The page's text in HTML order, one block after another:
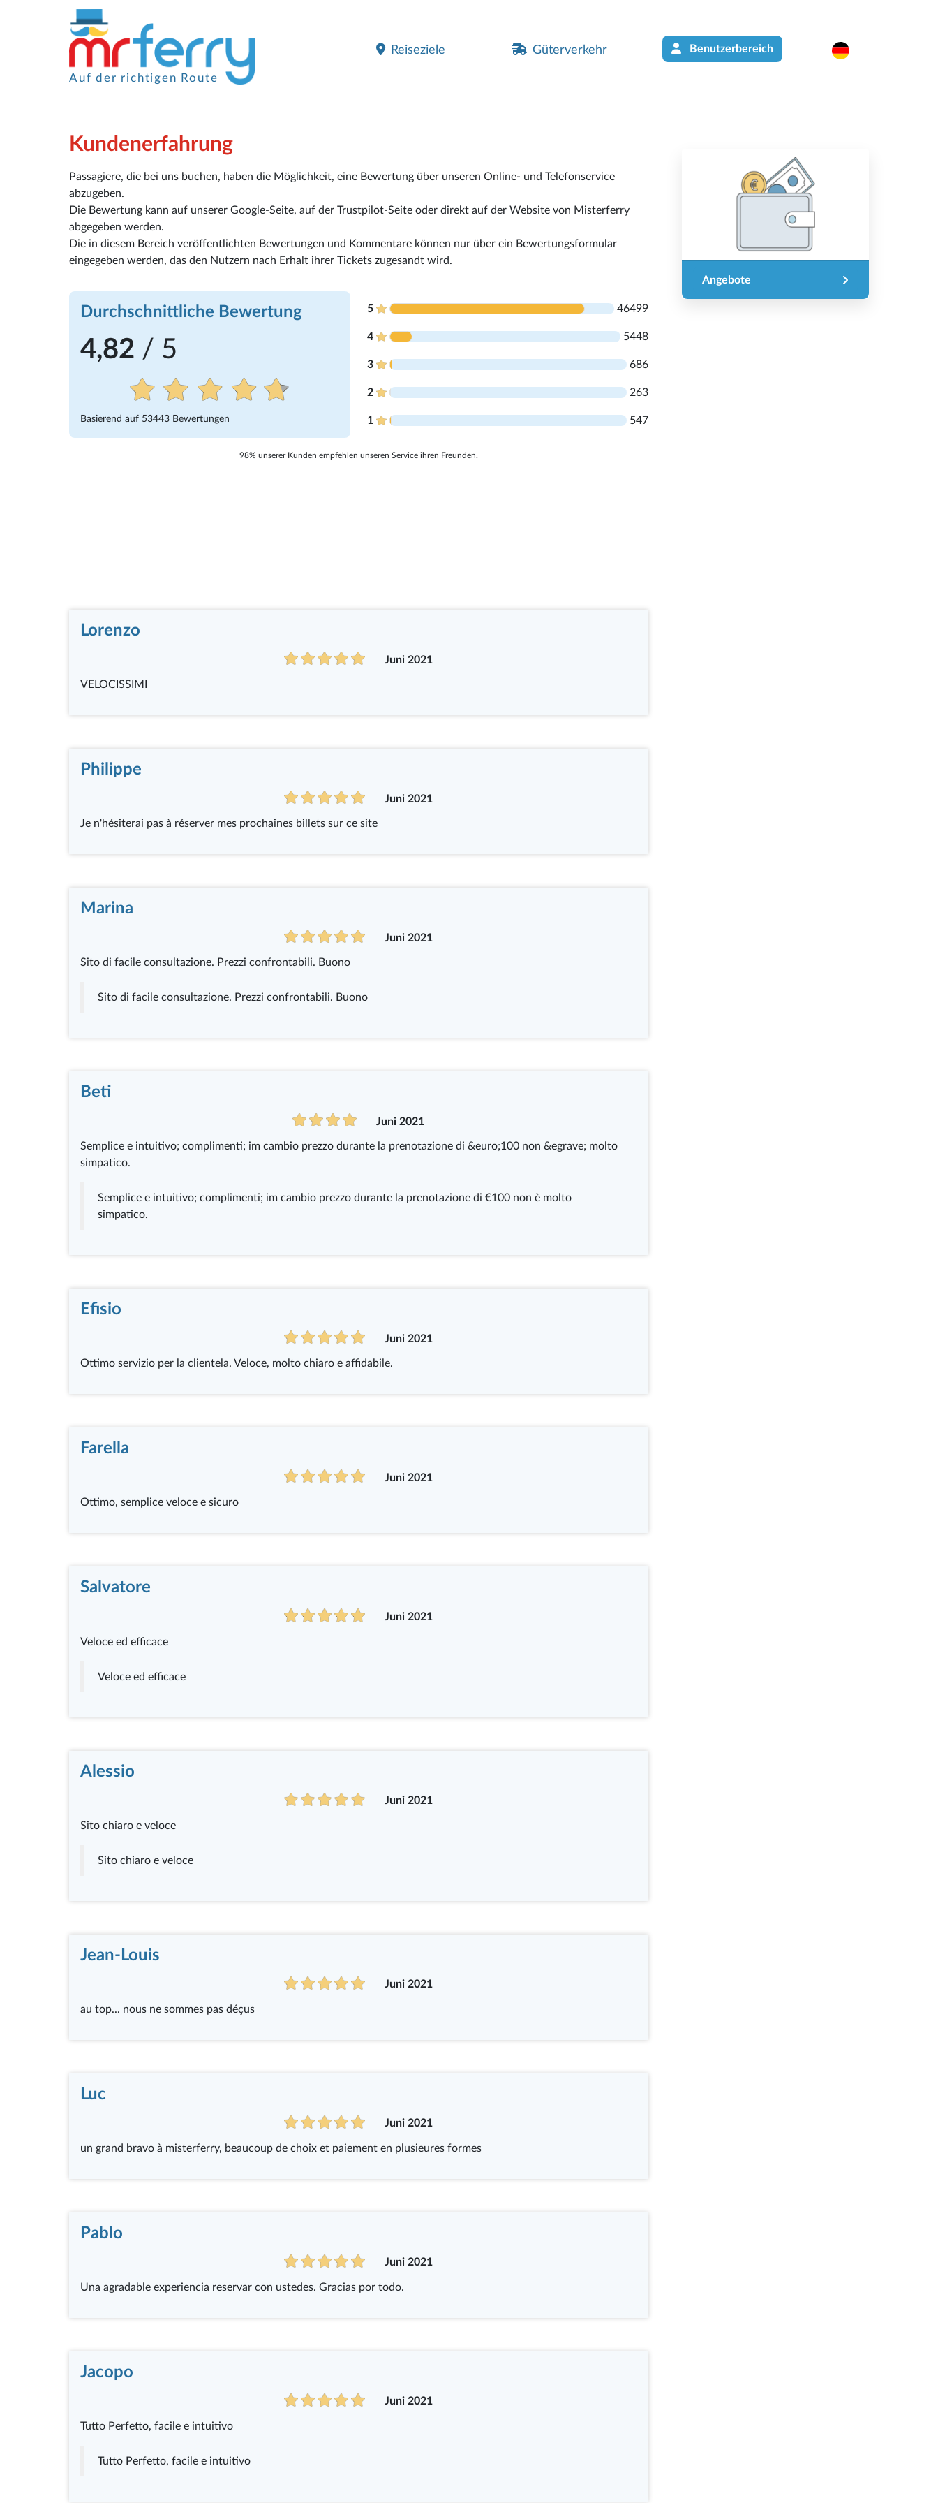
Auf der richtigen Route
Reiseziele Güterverkehr Benutzerbereich
Kundenerfahrung
Passagiere, die bei uns buchen, haben die Möglichkeit, eine Bewertung über unseren Online- und Telefonservice
abzugeben.
Die Bewertung kann auf unserer Google-Seite, auf der Trustpilot-Seite oder direkt auf der Website von Misterferry
abgegeben werden.
Die in diesem Bereich veröffentlichten Bewertungen und Kommentare können nur über ein Bewertungsformular
eingegeben werden, das den Nutzern nach Erhalt ihrer Tickets zugesandt wird.
Durchschnittliche Bewertung
4,82 / 5
Basierend auf 53443 Bewertungen
5 46499
4 5448
3 686
2 263
1 547
98% unserer Kunden empfehlen unseren Service ihren Freunden.
Lorenzo
Juni 2021
VELOCISSIMI
Philippe
Juni 2021
Je n'hésiterai pas à réserver mes prochaines billets sur ce site
Marina
Juni 2021
Sito di facile consultazione. Prezzi confrontabili. Buono
Sito di facile consultazione. Prezzi confrontabili. Buono
Beti
Juni 2021
Semplice e intuitivo; complimenti; im cambio prezzo durante la prenotazione di &euro;100 non &egrave; molto
simpatico.
Semplice e intuitivo; complimenti; im cambio prezzo durante la prenotazione di €100 non è molto
simpatico.
Efisio
Juni 2021
Ottimo servizio per la clientela. Veloce, molto chiaro e affidabile.
Farella
Juni 2021
Ottimo, semplice veloce e sicuro
Salvatore
Juni 2021
Veloce ed efficace
Veloce ed efficace
Alessio
Juni 2021
Sito chiaro e veloce
Sito chiaro e veloce
Jean-Louis
Juni 2021
au top... nous ne sommes pas déçus
Luc
Juni 2021
un grand bravo à misterferry, beaucoup de choix et paiement en plusieures formes
Pablo
Juni 2021
Una agradable experiencia reservar con ustedes. Gracias por todo.
Jacopo
Juni 2021
Tutto Perfetto, facile e intuitivo
Tutto Perfetto, facile e intuitivo
Angebote